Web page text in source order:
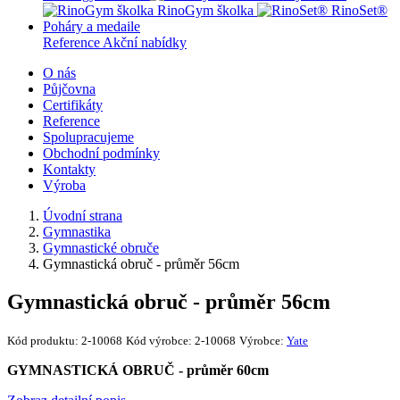
RinoGym školka
RinoSet®
Poháry a medaile
Reference Akční nabídky
O nás
Půjčovna
Certifikáty
Reference
Spolupracujeme
Obchodní podmínky
Kontakty
Výroba
Úvodní strana
Gymnastika
Gymnastické obruče
Gymnastická obruč - průměr 56cm
Gymnastická obruč - průměr 56cm
Kód produktu: 2-10068 Kód výrobce: 2-10068 Výrobce: Yate
GYMNASTICKÁ OBRUČ - průměr 60cm